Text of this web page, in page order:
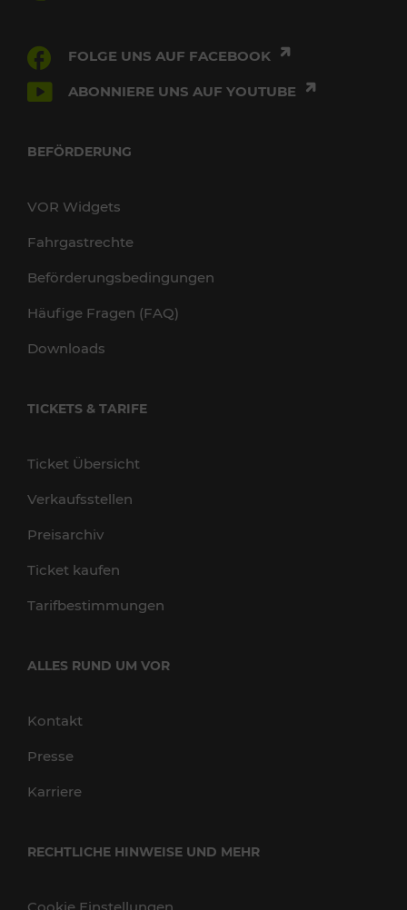
FOLGE UNS AUF FACEBOOK
ABONNIERE UNS AUF YOUTUBE
BEFÖRDERUNG
VOR Widgets
Fahrgastrechte
Beförderungsbedingungen
Häufige Fragen (FAQ)
Downloads
TICKETS & TARIFE
Ticket Übersicht
Verkaufsstellen
Preisarchiv
Ticket kaufen
Tarifbestimmungen
ALLES RUND UM VOR
Kontakt
Presse
Karriere
RECHTLICHE HINWEISE UND MEHR